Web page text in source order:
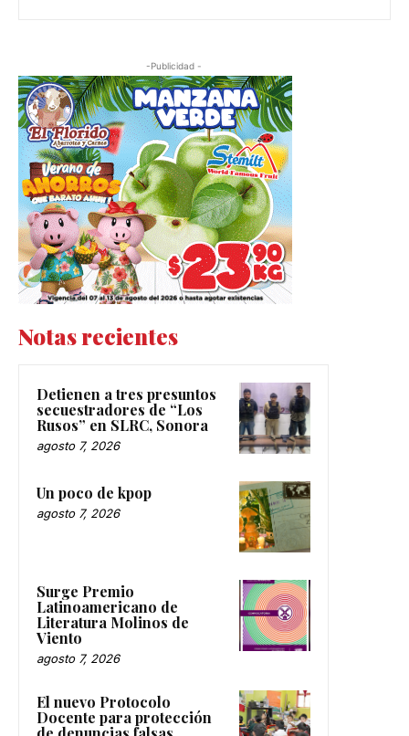
-Publicidad -
Notas recientes
Detienen a tres presuntos
secuestradores de “Los
Rusos” en SLRC, Sonora
agosto 7, 2026
Un poco de kpop
agosto 7, 2026
Surge Premio
Latinoamericano de
Literatura Molinos de
Viento
agosto 7, 2026
El nuevo Protocolo
Docente para protección